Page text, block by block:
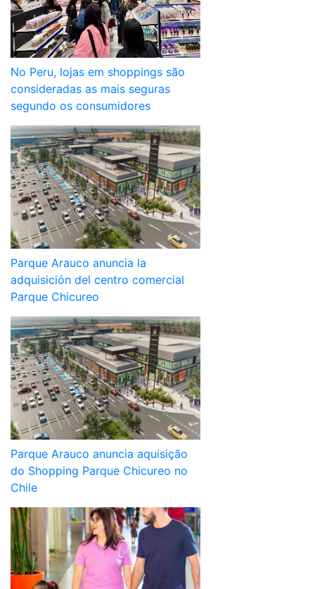
No Peru, lojas em shoppings são
consideradas as mais seguras
segundo os consumidores
Parque Arauco anuncia la
adquisición del centro comercial
Parque Chicureo
Parque Arauco anuncia aquisição
do Shopping Parque Chicureo no
Chile